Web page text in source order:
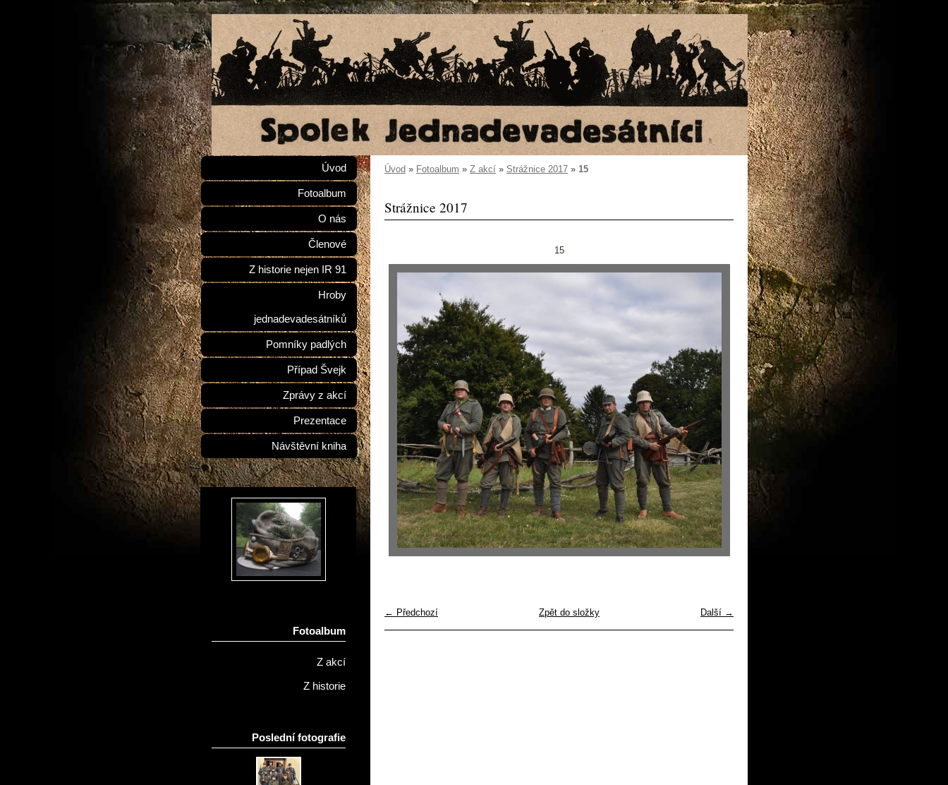
Úvod » Fotoalbum » Z akcí » Strážnice 2017 » 15
Strážnice 2017
15
← Předchozí Další →
Zpět do složky
Úvod
Fotoalbum
O nás
Členové
Z historie nejen IR 91
Hroby
jednadevadesátníků
Pomníky padlých
Případ Švejk
Zprávy z akcí
Prezentace
Návštěvní kniha
Fotoalbum
Z akcí
Z historie
Poslední fotografie